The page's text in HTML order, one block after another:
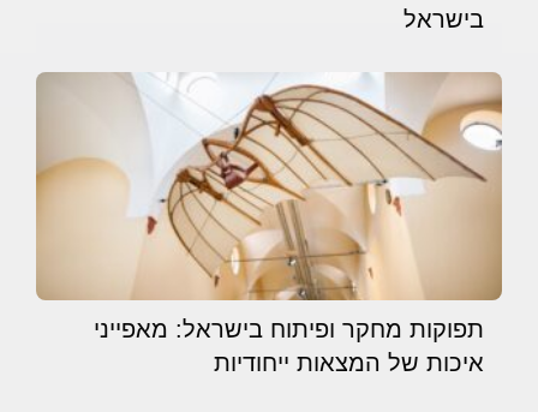
בישראל
תפוקות מחקר ופיתוח בישראל: מאפייני
איכות של המצאות ייחודיות